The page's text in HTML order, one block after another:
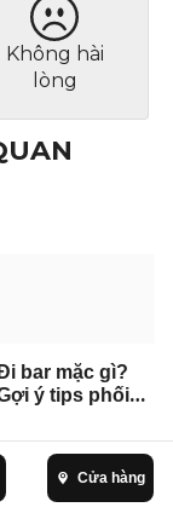
phố
Lê Hằng
Cửa hàng